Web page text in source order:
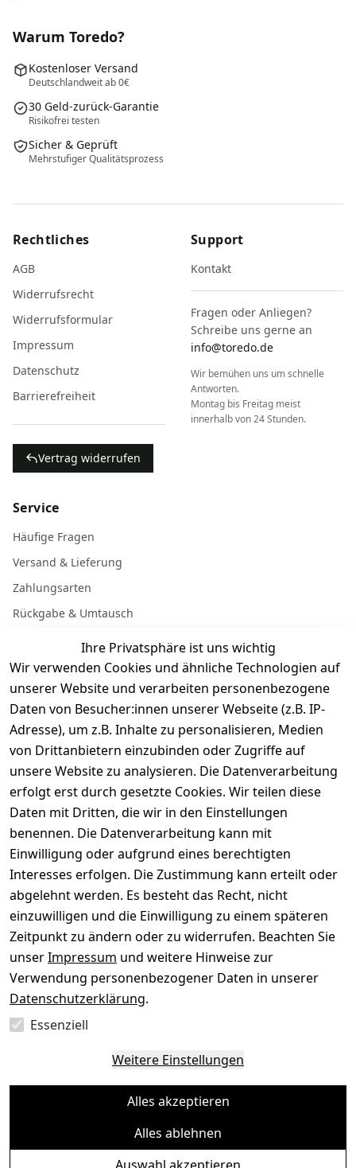
Ihre Privatsphäre ist uns wichtig
Wir verwenden Cookies und ähnliche Technologien auf
unserer Website und verarbeiten personenbezogene
Daten von Besucher:innen unserer Webseite (z.B. IP-
Adresse), um z.B. Inhalte zu personalisieren, Medien
von Drittanbietern einzubinden oder Zugriffe auf
unsere Website zu analysieren. Die Datenverarbeitung
erfolgt erst durch gesetzte Cookies. Wir teilen diese
Daten mit Dritten, die wir in den Einstellungen
benennen. Die Datenverarbeitung kann mit
Einwilligung oder aufgrund eines berechtigten
Interesses erfolgen. Die Zustimmung kann erteilt oder
abgelehnt werden. Es besteht das Recht, nicht
einzuwilligen und die Einwilligung zu einem späteren
Zeitpunkt zu ändern oder zu widerrufen. Beachten Sie
unserImpressum und weitere Hinweise zur
Verwendung personenbezogener Daten in unserer
Datenschutzerklärung.
Essenziell
Weitere Einstellungen
Alles akzeptieren
Alles ablehnen
Warum Toredo?
Kostenloser Versand
Deutschlandweit ab 0€
30 Geld-zurück-Garantie
Risikofrei testen
Sicher & Geprüft
Mehrstufiger Qualitätsprozess
Rechtliches
AGB
Widerrufsrecht
Widerrufsformular
Impressum
Datenschutz
Barrierefreiheit
Vertrag widerrufen
Support
Kontakt
Fragen oder Anliegen?
Schreibe uns gerne an
info@toredo.de
Wir bemühen uns um schnelle
Antworten.
Montag bis Freitag meist
innerhalb von 24 Stunden.
Service
Häufige Fragen
Versand & Lieferung
Zahlungsarten
Rückgabe & Umtausch
Batterieentsorgung
Gerät verkaufen
Dein altes Gerät ist bares Geld wert. Festpreis in
wenigen Minuten, kostenfrei einsenden, Auszahlung
aufs Konto.
Gerät verkaufen
Sichere Zahlungsarten
SEPA Bank
Sicherheit
Deine Daten. Sicher. Vertraulich.
Ein Baum pro Bestellung